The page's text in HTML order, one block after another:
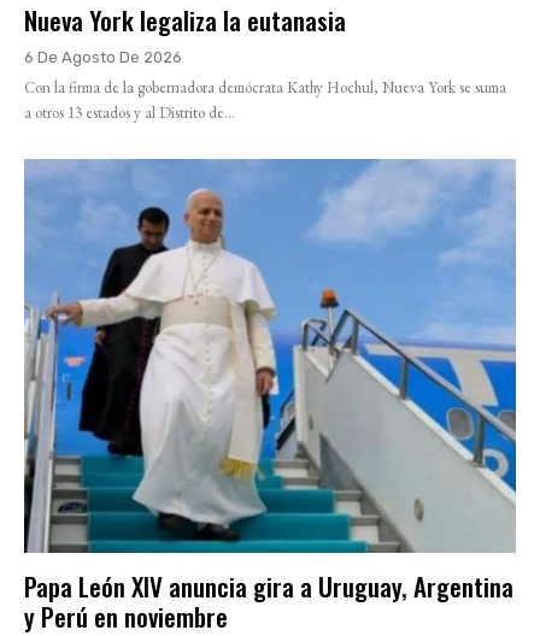
Nueva York legaliza la eutanasia
6 De Agosto De 2026
Con la firma de la gobernadora demócrata Kathy Hochul, Nueva York se suma
a otros 13 estados y al Distrito de...
Papa León XIV anuncia gira a Uruguay, Argentina
y Perú en noviembre